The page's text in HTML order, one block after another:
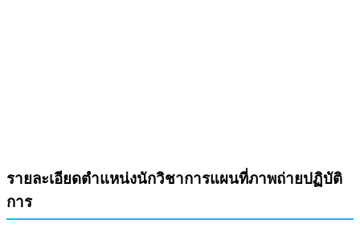
รายละเอียดตำแหน่งนักวิชาการแผนที่ภาพถ่ายปฏิบัติ
การ